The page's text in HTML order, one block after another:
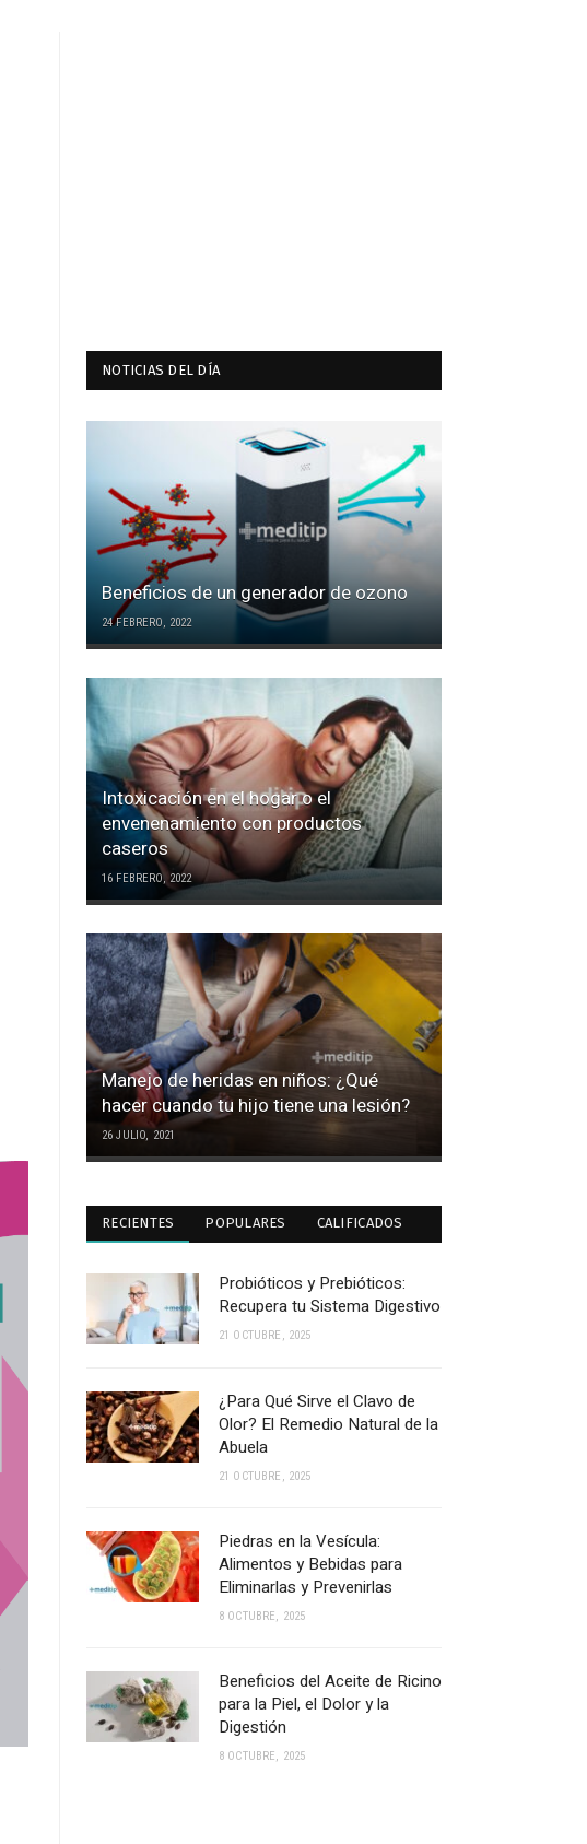
NOTICIAS DEL DÍA
Beneficios de un generador de ozono
24 FEBRERO, 2022
Intoxicación en el hogar o el
envenenamiento con productos
caseros
16 FEBRERO, 2022
Manejo de heridas en niños: ¿Qué
hacer cuando tu hijo tiene una lesión?
26 JULIO, 2021
RECIENTES POPULARES CALIFICADOS
Probióticos y Prebióticos:
Recupera tu Sistema Digestivo
21 OCTUBRE, 2025
¿Para Qué Sirve el Clavo de
Olor? El Remedio Natural de la
Abuela
21 OCTUBRE, 2025
Piedras en la Vesícula:
Alimentos y Bebidas para
Eliminarlas y Prevenirlas
8 OCTUBRE, 2025
Beneficios del Aceite de Ricino
para la Piel, el Dolor y la
Digestión
8 OCTUBRE, 2025